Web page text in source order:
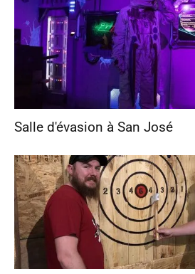
Salle d'évasion à San José